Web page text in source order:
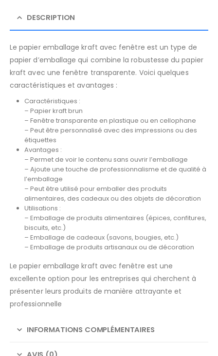
DESCRIPTION
Le papier emballage kraft avec fenêtre est un type de
papier d’emballage qui combine la robustesse du papier
kraft avec une fenêtre transparente. Voici quelques
caractéristiques et avantages :
Caractéristiques :
– Papier kraft brun
– Fenêtre transparente en plastique ou en cellophane
– Peut être personnalisé avec des impressions ou des
étiquettes
Avantages :
– Permet de voir le contenu sans ouvrir l’emballage
– Ajoute une touche de professionnalisme et de qualité à
l’emballage
– Peut être utilisé pour emballer des produits
alimentaires, des cadeaux ou des objets de décoration
Utilisations :
– Emballage de produits alimentaires (épices, confitures,
biscuits, etc.)
– Emballage de cadeaux (savons, bougies, etc.)
– Emballage de produits artisanaux ou de décoration
Le papier emballage kraft avec fenêtre est une
excellente option pour les entreprises qui cherchent à
présenter leurs produits de manière attrayante et
professionnelle
INFORMATIONS COMPLÉMENTAIRES